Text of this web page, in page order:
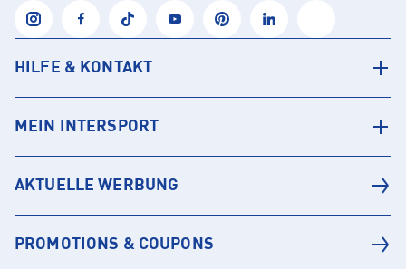
HILFE & KONTAKT
MEIN INTERSPORT
AKTUELLE WERBUNG
PROMOTIONS & COUPONS